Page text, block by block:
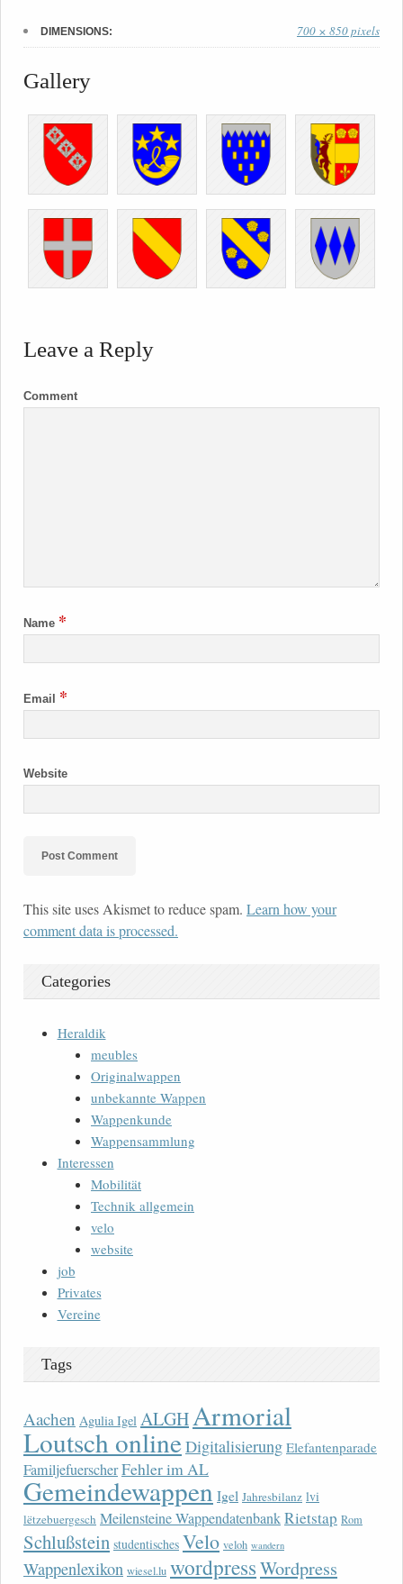
DIMENSIONS: 700 × 850 pixels
Gallery
Leave a Reply
Comment
Name *
Email *
Website
This site uses Akismet to reduce spam. Learn how your
comment data is processed.
Categories
Heraldik
meubles
Originalwappen
unbekannte Wappen
Wappenkunde
Wappensammlung
Interessen
Mobilität
Technik allgemein
velo
website
job
Privates
Vereine
Tags
Aachen Agulia Igel ALGH Armorial
Loutsch onlineDigitalisierung Elefantenparade
FamiljefuerscherFehler im AL
Gemeindewappen Igel Jahresbilanz lvi
lëtzebuergesch Meilensteine WappendatenbankRietstap Rom
Schlußstein studentisches Velo veloh wandern
Wappenlexikon wiesel.lu wordpressWordpress